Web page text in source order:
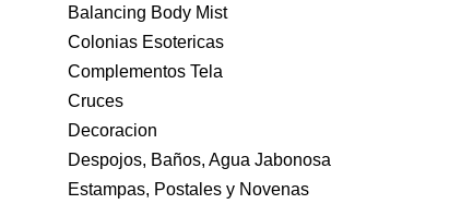
Balancing Body Mist
Colonias Esotericas
Complementos Tela
Cruces
Decoracion
Despojos, Baños, Agua Jabonosa
Estampas, Postales y Novenas